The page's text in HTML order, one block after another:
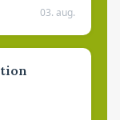
03. aug.